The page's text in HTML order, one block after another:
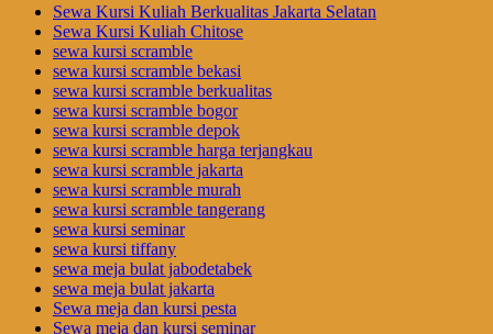
Sewa Kursi Kuliah Berkualitas Jakarta Selatan
Sewa Kursi Kuliah Chitose
sewa kursi scramble
sewa kursi scramble bekasi
sewa kursi scramble berkualitas
sewa kursi scramble bogor
sewa kursi scramble depok
sewa kursi scramble harga terjangkau
sewa kursi scramble jakarta
sewa kursi scramble murah
sewa kursi scramble tangerang
sewa kursi seminar
sewa kursi tiffany
sewa meja bulat jabodetabek
sewa meja bulat jakarta
Sewa meja dan kursi pesta
Sewa meja dan kursi seminar